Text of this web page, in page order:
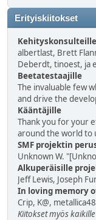
Erityiskiitokset
Kehityskonsulteille
albertlast, Brett
Deberdt, tinoest, ja
Beetatestaajille
The invaluable few
and drive the
Kääntäjille
Thank you for your
around the world to
SMF projektin
Unknown W.
Alkuperäisille
Jeff Lewis, Joseph
In loving memory
Crip, K@,
Kiitokset myös